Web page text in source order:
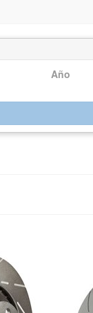
Año